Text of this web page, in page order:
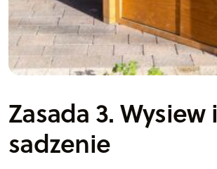
Zasada 3. Wysiew i
sadzenie